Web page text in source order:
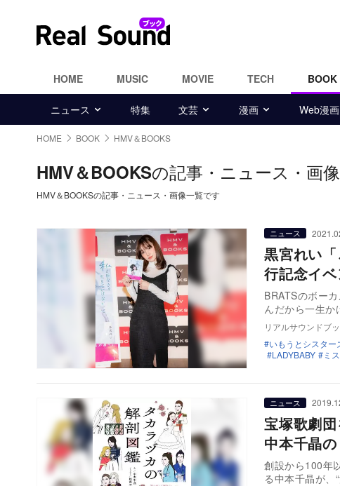
HOME MUSIC MOVIE TECH BOOK
ニュース 特集 文芸 漫画 Web漫画
HOME BOOK HMV＆BOOKS
HMV＆BOOKSの記事・ニュース・画
HMV＆BOOKSの記事・ニュース・画像一覧です
ニュース
黒宮れい
行記念イ
BRATSのボー
んだから一生
リアルサウンドブ
いもうとシスター
LADYBABY
ミ
ニュース
宝塚歌劇
中本千晶
創設から100年
る中本千晶が